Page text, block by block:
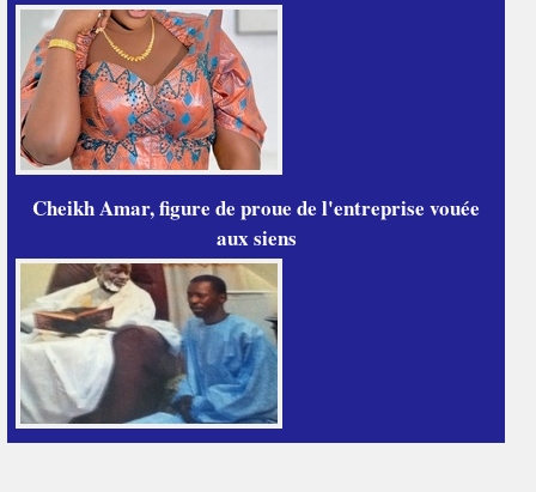
Cheikh Amar, figure de proue de l'entreprise vouée
aux siens